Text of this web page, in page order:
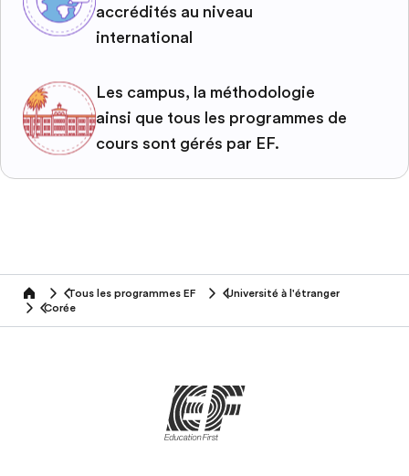
accrédités au niveau
international
Les campus, la méthodologie
ainsi que tous les programmes de
cours sont gérés par EF.
home Tous les programmes EF
Université à l'étranger
Corée